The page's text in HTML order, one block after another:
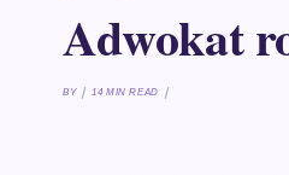
Adwokat
BY 14 MIN READ